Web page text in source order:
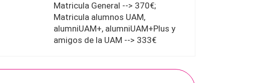
Matricula General --> 370€;
Matricula alumnos UAM,
alumniUAM+, alumniUAM+Plus y
amigos de la UAM --> 333€